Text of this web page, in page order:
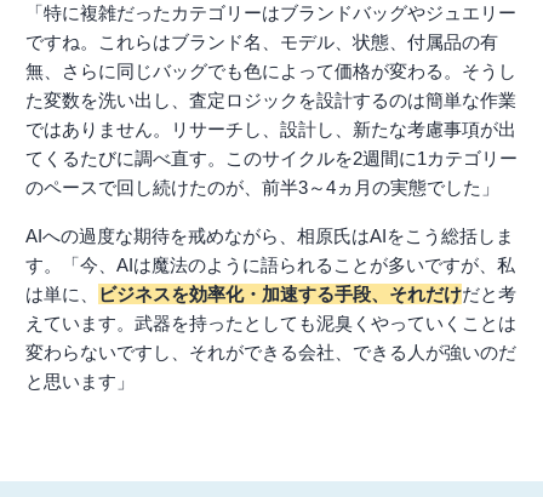
「特に複雑だったカテゴリーはブランドバッグやジュエリー
ですね。これらはブランド名、モデル、状態、付属品の有
無、さらに同じバッグでも色によって価格が変わる。そうし
た変数を洗い出し、査定ロジックを設計するのは簡単な作業
ではありません。リサーチし、設計し、新たな考慮事項が出
てくるたびに調べ直す。このサイクルを2週間に1カテゴリー
のペースで回し続けたのが、前半3～4ヵ月の実態でした」
AIへの過度な期待を戒めながら、相原氏はAIをこう総括しま
す。「今、AIは魔法のように語られることが多いですが、私
は単に、
ビジネスを効率化・加速する手段、それだけだと考
えています。武器を持ったとしても泥臭くやっていくことは
変わらないですし、それができる会社、できる人が強いのだ
と思います」